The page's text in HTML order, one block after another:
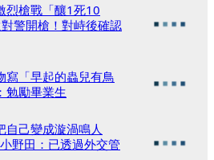
烈槍戰「釀1死10
警開槍！對峙後確認
寫「早起的蟲兒有鳥
勵畢業生
自己變成漩渦鳴人
野田：已透過外交管